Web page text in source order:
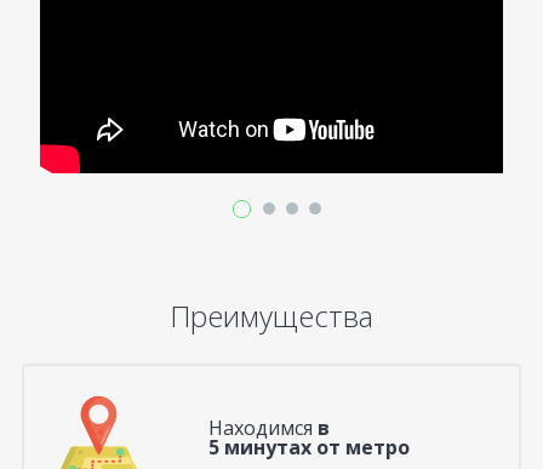
Преимущества
Находимся в
5 минутах от метро